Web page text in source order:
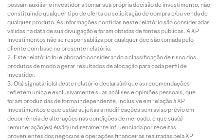
possam auxiliar o investidor a tomar sua própria decisão de investimento, não
constituindo qualquer tipo de oferta ou solicitação de compra e/ou venda de
qualquer produto. As informações contidas neste relatório são consideradas
válidas na data de sua divulgação e foram obtidas de fontes públicas. A XP
Investimentos não se responsabiliza por qualquer decisão tomada pelo
cliente com base no presente relatório.
Este relatório foi elaborado considerando a classificação de risco dos
produtos de modo a gerar resultados de alocação para cada perfil de
investidor.
O(s) signatário(s) deste relatório declara(m) que as recomendações
refletem única e exclusivamente suas análises e opiniões pessoais, que
foram produzidas de forma independente, inclusive em relação à XP
Investimentos e que estão sujeitas a modificações sem aviso prévio em
decorrência de alterações nas condições de mercado, e que sua(s)
remuneração(es) é(são) indiretamente influenciada por receitas
provenientes dos negócios e operações financeiras realizadas pela XP